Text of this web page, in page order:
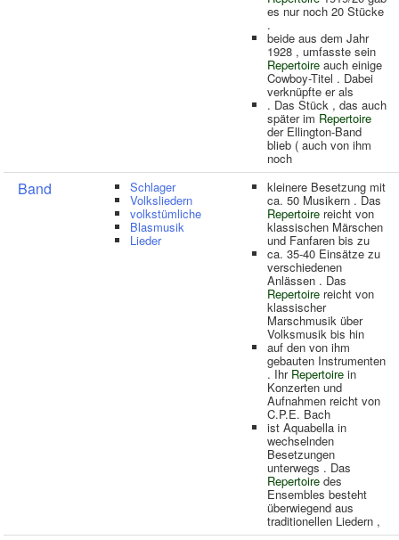
es nur noch 20 Stücke
.
beide aus dem Jahr
1928 , umfasste sein
Repertoire auch einige
Cowboy-Titel . Dabei
verknüpfte er als
. Das Stück , das auch
später im Repertoire
der Ellington-Band
blieb ( auch von ihm
noch
Band Schlager
Volksliedern
volkstümliche
Blasmusik
Lieder
kleinere Besetzung mit
ca. 50 Musikern . Das
Repertoire reicht von
klassischen Märschen
und Fanfaren bis zu
ca. 35-40 Einsätze zu
verschiedenen
Anlässen . Das
Repertoire reicht von
klassischer
Marschmusik über
Volksmusik bis hin
auf den von ihm
gebauten Instrumenten
. Ihr Repertoire in
Konzerten und
Aufnahmen reicht von
C.P.E. Bach
ist Aquabella in
wechselnden
Besetzungen
unterwegs . Das
Repertoire des
Ensembles besteht
überwiegend aus
traditionellen Liedern ,